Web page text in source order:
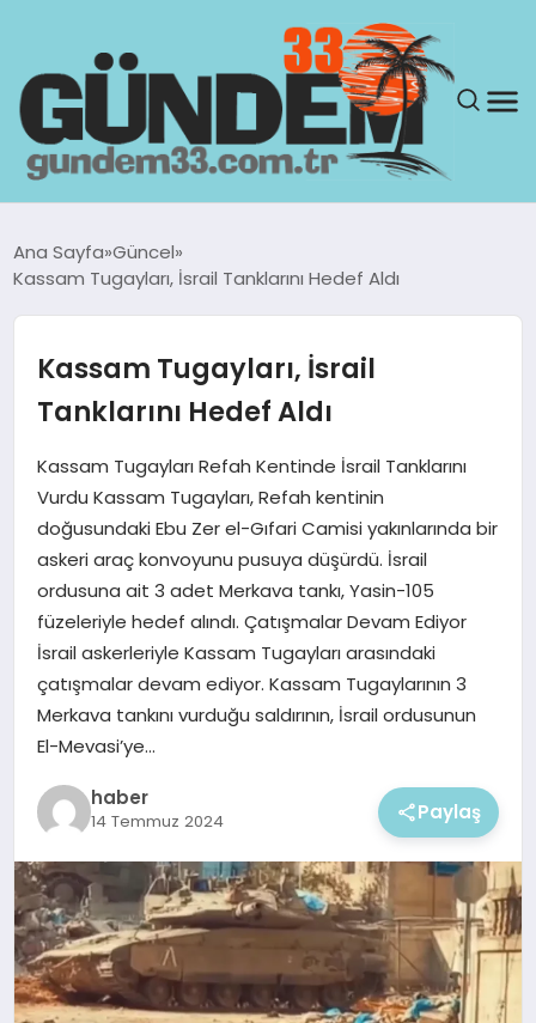
YAŞAM
SAĞLIK
EKONOMI
Ana Sayfa Güncel
Kassam Tugayları, İsrail Tanklarını Hedef Aldı
Kassam Tugayları, İsrail
Tanklarını Hedef Aldı
Kassam Tugayları Refah Kentinde İsrail Tanklarını
Vurdu Kassam Tugayları, Refah kentinin
doğusundaki Ebu Zer el-Gıfari Camisi yakınlarında bir
askeri araç konvoyunu pusuya düşürdü. İsrail
ordusuna ait 3 adet Merkava tankı, Yasin-105
füzeleriyle hedef alındı. Çatışmalar Devam Ediyor
İsrail askerleriyle Kassam Tugayları arasındaki
çatışmalar devam ediyor. Kassam Tugaylarının 3
Merkava tankını vurduğu saldırının, İsrail ordusunun
El-Mevasi’ye…
haber
14 Temmuz 2024 Paylaş